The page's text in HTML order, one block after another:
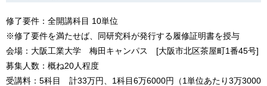
修了要件：全開講科目 10単位
※修了要件を満たせば、同研究科が発行する履修証明書を授与
会場：大阪工業大学 梅田キャンパス [大阪市北区茶屋町1番45号]
募集人数：概ね20人程度
受講料：5科目 計33万円、1科目6万6000円（1単位あたり3万3000